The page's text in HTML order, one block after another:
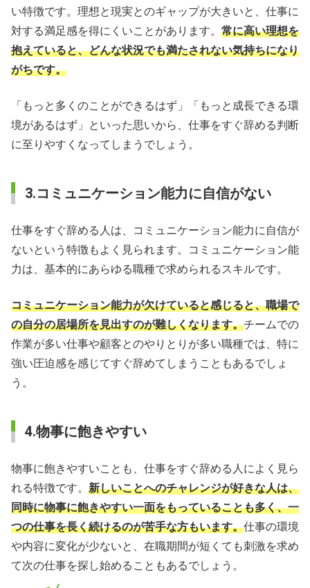
い特徴です。理想と現実とのギャップが大きいと、仕事に
対する満足感を得にくいことがあります。 常に高い理想を
抱えていると、どんな状況でも満たされない気持ちになり
がちです。
「もっと多くのことができるはず」「もっと成長できる環
境があるはず」といった思いから、仕事をすぐ辞める判断
に至りやすくなってしまうでしょう。
3.コミュニケーション能力に自信がない
仕事をすぐ辞める人は、コミュニケーション能力に自信が
ないという特徴もよく見られます。コミュニケーション能
力は、基本的にあらゆる職種で求められるスキルです。
コミュニケーション能力が欠けていると感じると、職場で
の自分の居場所を見出すのが難しくなります。チームでの
作業が多い仕事や顧客とのやりとりが多い職種では、特に
強い圧迫感を感じてすぐ辞めてしまうこともあるでしょ
う。
4.物事に飽きやすい
物事に飽きやすいことも、仕事をすぐ辞める人によく見ら
れる特徴です。 新しいことへのチャレンジが好きな人は、
同時に物事に飽きやすい一面をもっていることも多く、一
つの仕事を長く続けるのが苦手な方もいます。仕事の環境
や内容に変化が少ないと、在職期間が短くても刺激を求め
て次の仕事を探し始めることもあるでしょう。